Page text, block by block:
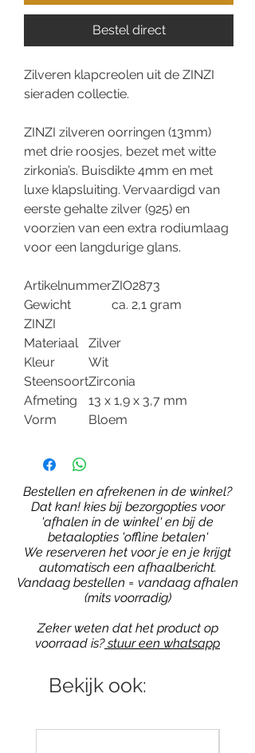
Bestel direct
Zilveren klapcreolen uit de ZINZI
sieraden collectie.
ZINZI zilveren oorringen (13mm)
met drie roosjes, bezet met witte
zirkonia’s. Buisdikte 4mm en met
luxe klapsluiting. Vervaardigd van
eerste gehalte zilver (925) en
voorzien van een extra rodiumlaag
voor een langdurige glans.
ArtikelnummerZIO2873
Gewicht
ca. 2,1 gram
ZINZI
Materiaal
Zilver
Kleur
Wit
SteensoortZirconia
Afmeting
13 x 1,9 x 3,7 mm
Vorm
Bloem
Bestellen en afrekenen in de winkel?
Dat kan! kies bij bezorgopties voor
'afhalen in de winkel' en bij de
betaalopties 'offline betalen'
We reserveren het voor je en je krijgt
automatisch een afhaalbericht.
Vandaag bestellen = vandaag afhalen
(mits voorradig)
Zeker weten dat het product op
voorraad is?stuur een whatsapp
Bekijk ook: